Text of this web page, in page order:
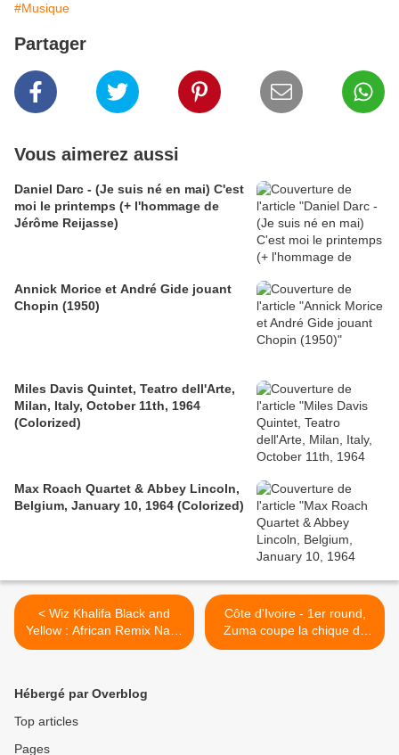
#Musique
Partager
Vous aimerez aussi
Daniel Darc - (Je suis né en mai) C'est
moi le printemps (+ l'hommage de
Jérôme Reijasse)
Annick Morice et André Gide jouant
Chopin (1950)
Miles Davis Quintet, Teatro dell'Arte,
Milan, Italy, October 11th, 1964
(Colorized)
Max Roach Quartet & Abbey Lincoln,
Belgium, January 10, 1964 (Colorized)
< Wiz Khalifa Black and
Yellow : African Remix Naija
Boyz Nigerian Nigeria
Côte d'Ivoire - 1er round,
Zuma coupe la chique de
Ouattara le radoteur >
Hébergé par Overblog
Top articles
Pages